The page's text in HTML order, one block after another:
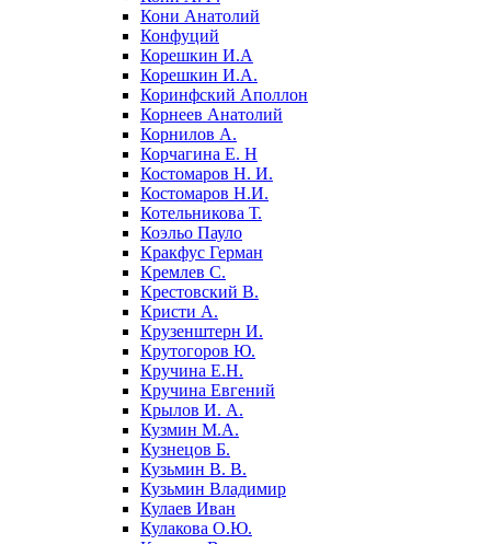
Кони Анатолий
Конфуций
Корешкин И.А
Корешкин И.А.
Коринфский Аполлон
Корнеев Анатолий
Корнилов А.
Корчагина Е. Н
Костомаров Н. И.
Костомаров Н.И.
Котельникова Т.
Коэльо Пауло
Кракфус Герман
Кремлев С.
Крестовский В.
Кристи А.
Крузенштерн И.
Крутогоров Ю.
Кручина Е.Н.
Кручина Евгений
Крылов И. А.
Кузмин М.А.
Кузнецов Б.
Кузьмин В. В.
Кузьмин Владимир
Кулаев Иван
Кулакова О.Ю.